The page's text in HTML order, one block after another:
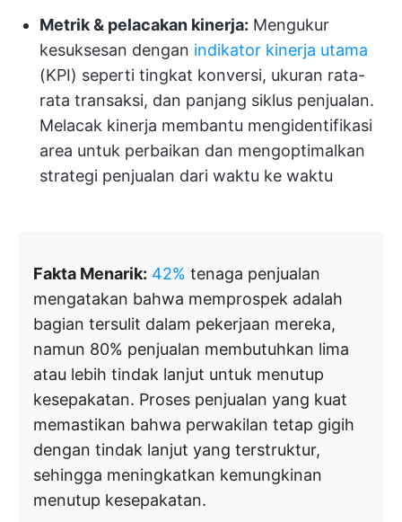
Metrik & pelacakan kinerja: Mengukur
kesuksesan dengan indikator kinerja utama
(KPI) seperti tingkat konversi, ukuran rata-
rata transaksi, dan panjang siklus penjualan.
Melacak kinerja membantu mengidentifikasi
area untuk perbaikan dan mengoptimalkan
strategi penjualan dari waktu ke waktu
Fakta Menarik: 42% tenaga penjualan
mengatakan bahwa memprospek adalah
bagian tersulit dalam pekerjaan mereka,
namun 80% penjualan membutuhkan lima
atau lebih tindak lanjut untuk menutup
kesepakatan. Proses penjualan yang kuat
memastikan bahwa perwakilan tetap gigih
dengan tindak lanjut yang terstruktur,
sehingga meningkatkan kemungkinan
menutup kesepakatan.